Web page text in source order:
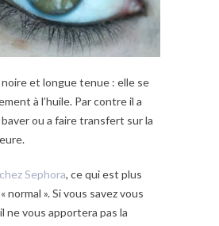
noire et longue tenue : elle se
à l’huile. Par contre il a
ou a faire transfert sur la
Sephora, ce qui est plus
normal ». Si vous savez vous
ne vous apportera pas la